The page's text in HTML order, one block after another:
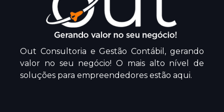
Out Consultoria e Gestão Contábil, gerando
valor no seu negócio! O mais alto nível de
soluções para empreendedores estão aqui.